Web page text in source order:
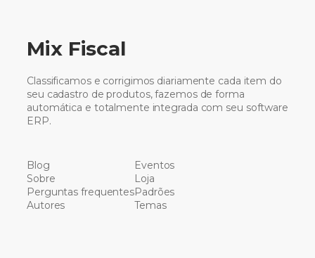
Mix Fiscal
Classificamos e corrigimos diariamente cada item do
seu cadastro de produtos, fazemos de forma
automática e totalmente integrada com seu software
ERP.
Blog
Sobre
Perguntas frequentes
Autores
Eventos
Loja
Padrões
Temas